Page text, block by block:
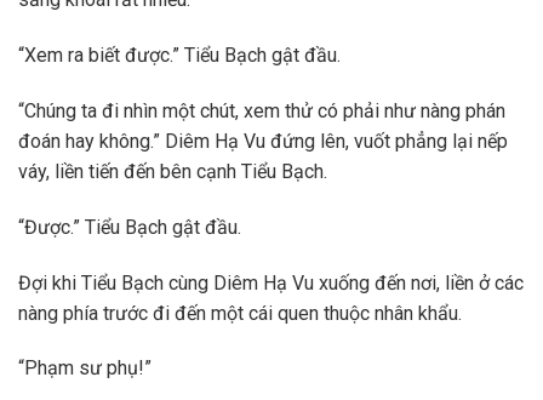
“Xem ra biết được.” Tiểu Bạch gật đầu.
“Chúng ta đi nhìn một chút, xem thử có phải như nàng phán
đoán hay không.” Diêm Hạ Vu đứng lên, vuốt phẳng lại nếp
váy, liền tiến đến bên cạnh Tiểu Bạch.
“Được.” Tiểu Bạch gật đầu.
Đợi khi Tiểu Bạch cùng Diêm Hạ Vu xuống đến nơi, liền ở các
nàng phía trước đi đến một cái quen thuộc nhân khẩu.
“Phạm sư phụ!”